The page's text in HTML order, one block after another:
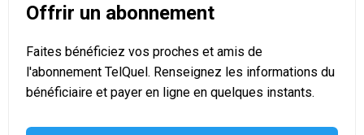
Offrir un abonnement
Faites bénéficiez vos proches et amis de
l'abonnement TelQuel. Renseignez les informations du
bénéficiaire et payer en ligne en quelques instants.